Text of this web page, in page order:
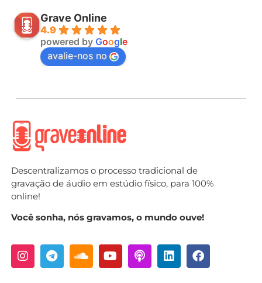
Grave Online
4.9
powered by Google
avalie-nos no
Descentralizamos o processo tradicional de
gravação de áudio em estúdio físico, para 100%
online!
Você sonha, nós gravamos, o mundo ouve!